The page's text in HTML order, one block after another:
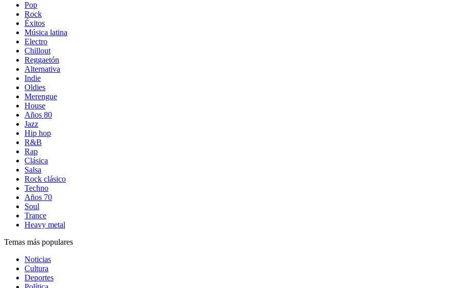
Pop
Rock
Éxitos
Música latina
Electro
Chillout
Reggaetón
Alternativa
Indie
Oldies
Merengue
House
Años 80
Jazz
Hip hop
R&B
Rap
Clásica
Salsa
Rock clásico
Techno
Años 70
Soul
Trance
Heavy metal
Temas más populares
Noticias
Cultura
Deportes